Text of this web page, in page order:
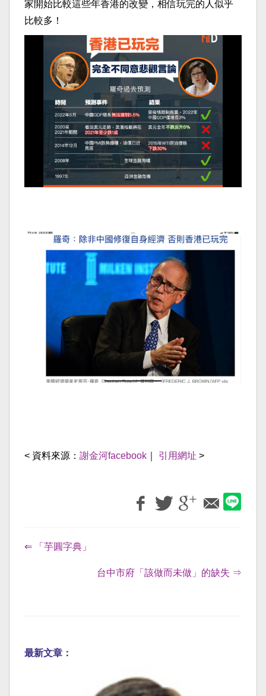
家開始比較這些年香港的改變，相信玩完的人似乎
比較多！
< 資料來源： 謝金河facebook 引用網址 >
⇐ 「芋圓字典」
台中市府「該做而未做」的缺失 ⇒
最新文章：